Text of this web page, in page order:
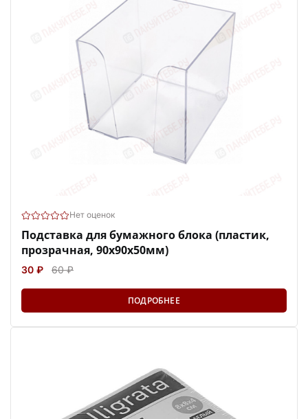
Нет оценок
Подставка для бумажного блока (пластик,
прозрачная, 90х90х50мм)
30 ₽ 60 ₽
ПОДРОБНЕЕ